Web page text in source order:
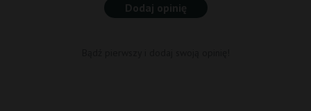
Dodaj opinię